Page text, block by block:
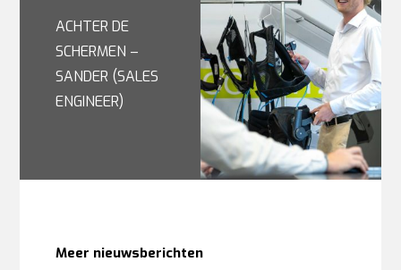
ACHTER DE
SCHERMEN –
SANDER (SALES
ENGINEER)
Meer nieuwsberichten